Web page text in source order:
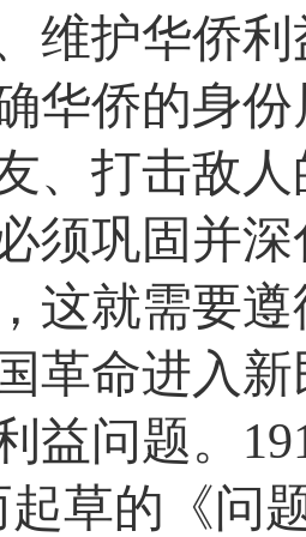
维护华侨
华侨的身
、打击敌
须巩固并
这就需要
革命进入
益问题。
起草的《问